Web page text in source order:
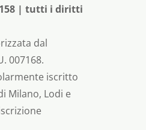
| tutti i diritti
dal
007168.
iscritto
Milano, Lodi e